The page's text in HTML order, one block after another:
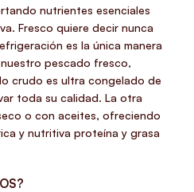
nutrientes esenciales
Fresco quiere decir nunca
es la única manera
pescado fresco,
crudo es ultra congelado de
toda su calidad. La otra
o con aceites, ofreciendo
y nutritiva proteína y grasa